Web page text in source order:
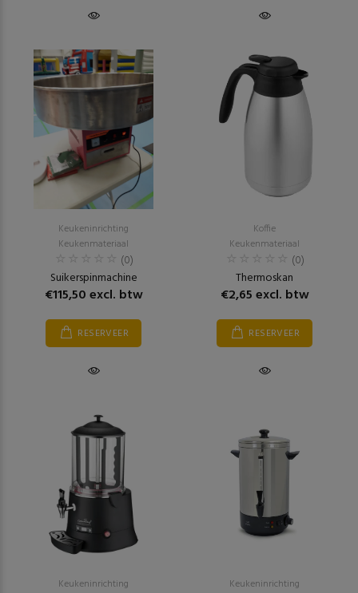
Keukeninrichting
Keukenmateriaal
(0)
Suikerspinmachine
€115,50 excl. btw
RESERVEER
Koffie
Keukenmateriaal
(0)
Thermoskan
€2,65 excl. btw
RESERVEER
Keukeninrichting
Keukeninrichting